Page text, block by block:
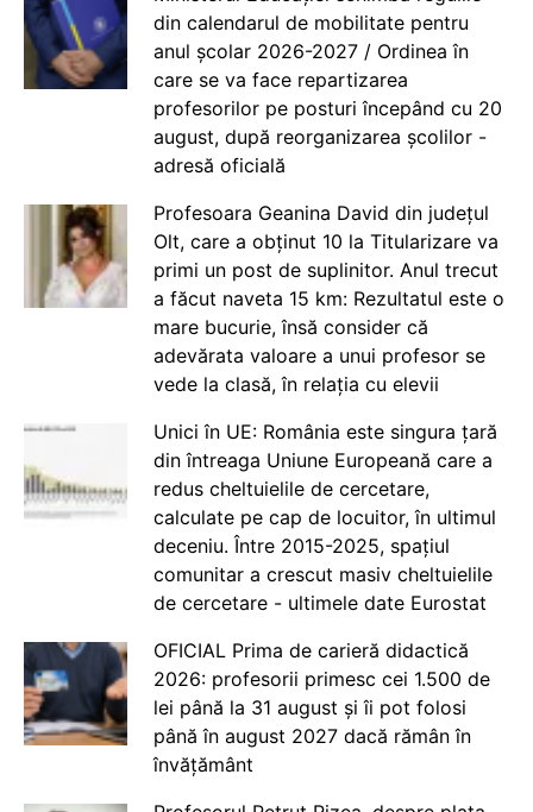
din calendarul de mobilitate pentru
anul școlar 2026-2027 / Ordinea în
care se va face repartizarea
profesorilor pe posturi începând cu 20
august, după reorganizarea școlilor -
adresă oficială
Profesoara Geanina David din județul
Olt, care a obținut 10 la Titularizare va
primi un post de suplinitor. Anul trecut
a făcut naveta 15 km: Rezultatul este o
mare bucurie, însă consider că
adevărata valoare a unui profesor se
vede la clasă, în relația cu elevii
Unici în UE: România este singura țară
din întreaga Uniune Europeană care a
redus cheltuielile de cercetare,
calculate pe cap de locuitor, în ultimul
deceniu. Între 2015-2025, spațiul
comunitar a crescut masiv cheltuielile
de cercetare - ultimele date Eurostat
OFICIAL Prima de carieră didactică
2026: profesorii primesc cei 1.500 de
lei până la 31 august și îi pot folosi
până în august 2027 dacă rămân în
învățământ